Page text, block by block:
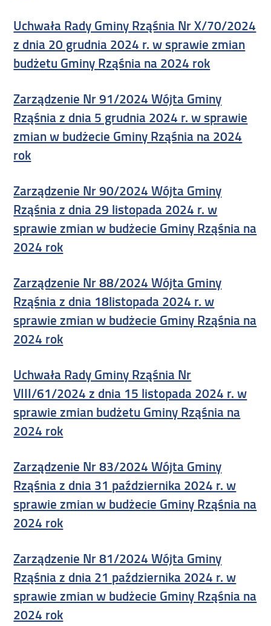
Uchwała Rady Gminy Rząśnia Nr X/70/2024
z dnia 20 grudnia 2024 r. w sprawie zmian
budżetu Gminy Rząśnia na 2024 rok
Zarządzenie Nr 91/2024 Wójta Gminy
Rząśnia z dnia 5 grudnia 2024 r. w sprawie
zmian w budżecie Gminy Rząśnia na 2024
rok
Zarządzenie Nr 90/2024 Wójta Gminy
Rząśnia z dnia 29 listopada 2024 r. w
sprawie zmian w budżecie Gminy Rząśnia na
2024 rok
Zarządzenie Nr 88/2024 Wójta Gminy
Rząśnia z dnia 18listopada 2024 r. w
sprawie zmian w budżecie Gminy Rząśnia na
2024 rok
Uchwała Rady Gminy Rząśnia Nr
VIII/61/2024 z dnia 15 listopada 2024 r. w
sprawie zmian budżetu Gminy Rząśnia na
2024 rok
Zarządzenie Nr 83/2024 Wójta Gminy
Rząśnia z dnia 31 października 2024 r. w
sprawie zmian w budżecie Gminy Rząśnia na
2024 rok
Zarządzenie Nr 81/2024 Wójta Gminy
Rząśnia z dnia 21 października 2024 r. w
sprawie zmian w budżecie Gminy Rząśnia na
2024 rok